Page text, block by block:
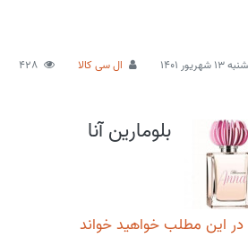
شهریور 1401 ال سی کالا 428
بلومارین آنا
در این مطلب خواهید خواند